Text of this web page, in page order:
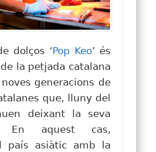
dolços ‘Pop Keo’ és
la petjada catalana
generacions de
que, lluny del
deixant la seva
En aquest cas,
país asiàtic amb la